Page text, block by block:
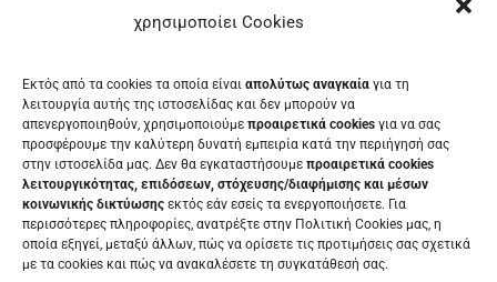
χρησιμοποίει Cookies
Εκτός από τα cookies τα οποία είναι απολύτως αναγκαία για τη
λειτουργία αυτής της ιστοσελίδας και δεν μπορούν να
απενεργοποιηθούν, χρησιμοποιούμε προαιρετικά cookies για να σας
προσφέρουμε την καλύτερη δυνατή εμπειρία κατά την περιήγησή σας
στην ιστοσελίδα μας. Δεν θα εγκαταστήσουμε προαιρετικά cookies
λειτουργικότητας, επιδόσεων, στόχευσης/διαφήμισης και μέσων
κοινωνικής δικτύωσης εκτός εάν εσείς τα ενεργοποιήσετε. Για
περισσότερες πληροφορίες, ανατρέξτε στην Πολιτική Cookies μας, η
οποία εξηγεί, μεταξύ άλλων, πώς να ορίσετε τις προτιμήσεις σας σχετικά
με τα cookies και πώς να ανακαλέσετε τη συγκατάθεσή σας.
ΕΘΕΛΟΝΤΉΣ
ΤΑ ΝΈΑ ΜΑΣ
ΕΠΙΚΟΙΝΩΝΊΑ
ΕΚΔΗΛΩΣΕΙΣ